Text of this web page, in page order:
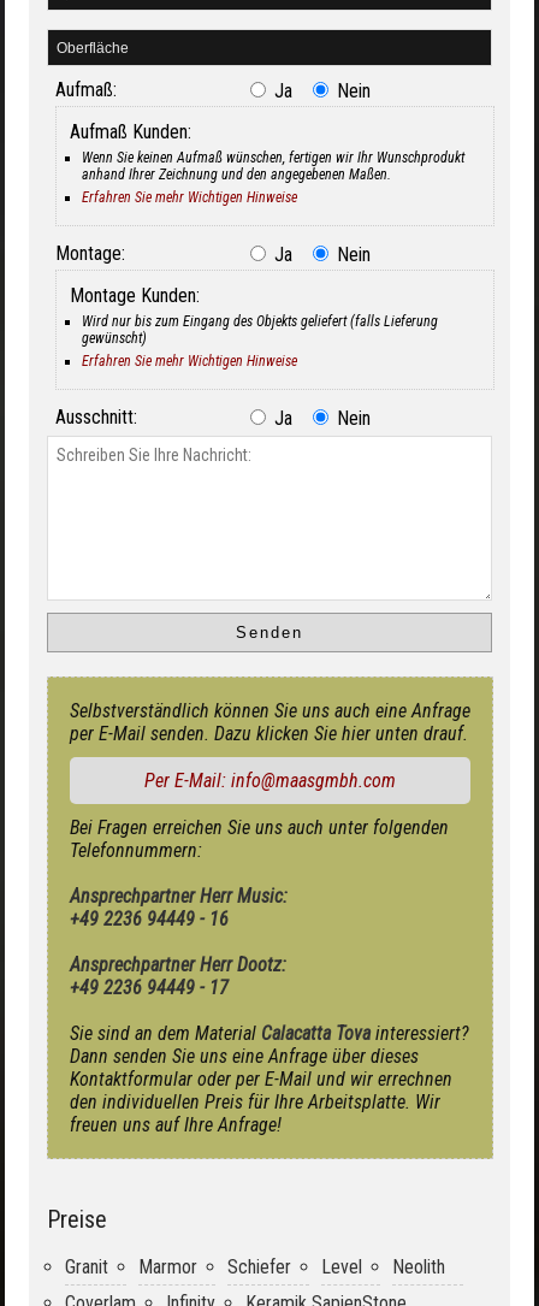
Aufmaß: Ja
Nein
Aufmaß Kunden:
Wenn Sie keinen Aufmaß wünschen, fertigen wir Ihr Wunschprodukt
anhand Ihrer Zeichnung und den angegebenen Maßen.
Erfahren Sie mehr Wichtigen Hinweise
Montage: Ja
Nein
Montage Kunden:
Wird nur bis zum Eingang des Objekts geliefert (falls Lieferung
gewünscht)
Erfahren Sie mehr Wichtigen Hinweise
Ausschnitt: Ja Nein
Selbstverständlich können Sie uns auch eine Anfrage
per E-Mail senden. Dazu klicken Sie hier unten drauf.
Per E-Mail: info@maasgmbh.com
Bei Fragen erreichen Sie uns auch unter folgenden
Telefonnummern:
Ansprechpartner Herr Music:
+49 2236 94449 - 16
Ansprechpartner Herr Dootz:
+49 2236 94449 - 17
Sie sind an dem Material Calacatta Tovainteressiert?
Dann senden Sie uns eine Anfrage über dieses
Kontaktformular oder per E-Mail und wir errechnen
den individuellen Preis für Ihre Arbeitsplatte. Wir
freuen uns auf Ihre Anfrage!
Preise
Granit Marmor Schiefer Level
Neolith